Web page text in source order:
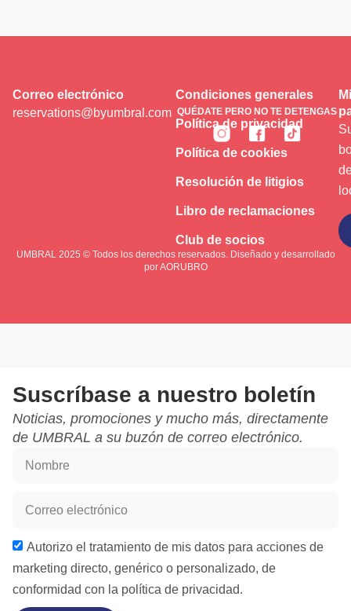
QUÉDATE PERO NO TE DETENGAS
Condiciones generales
Política de privacidad
Política de cookies
Resolución de litigios
Libro de reclamaciones
Club de socios
Correo electrónico
reservations@byumbral.com
UMBRAL 2025 © Todos los derechos reservados. Diseñado y desarrollado
porAORUBRO
Suscríbase a nuestro boletín
Noticias, promociones y mucho más, directamente
de UMBRAL a su buzón de correo electrónico.
Autorizo el tratamiento de mis datos para acciones de
marketing directo, genérico o personalizado, de
conformidad con la política de privacidad.